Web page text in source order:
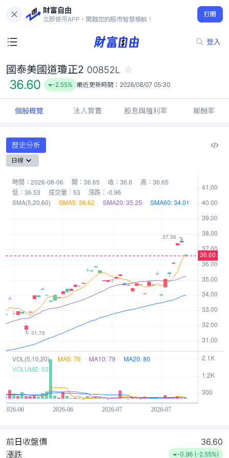
財富自由
立即使用APP，開啟您的股市智慧導航！
打開
登入
36.60
-2.55%
國泰美國道瓊正2 00852L
36.60 -2.55% 最近更新時間： 2026/08/07 05:30
個股概覽 法人買賣 股息與殖利率 報酬率
歷史分析
日線
前日收盤價
36.60
漲跌
-0.96 (-2.55%)